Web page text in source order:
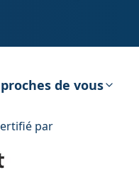
de vous
par